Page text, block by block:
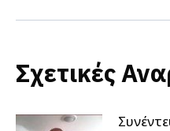
Σχετικές